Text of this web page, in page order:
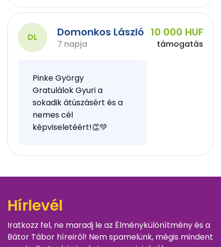
DL Domonkos László
7 napja
10 000 HUF
támogatás
Pinke György
Gratulálok Gyuri a
sokadik átúszásért és a
nemes cél
képviseletéért!👏💚
Hírlevél
Iratkozz fel, ne maradj le az Élménykülönítmény és a
Bátor Tábor híreiről! Nem spamelünk, mégis mindent